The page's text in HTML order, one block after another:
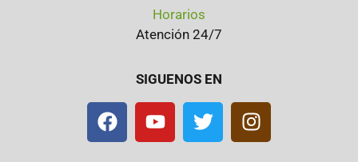
Horarios
Atención 24/7
SIGUENOS EN